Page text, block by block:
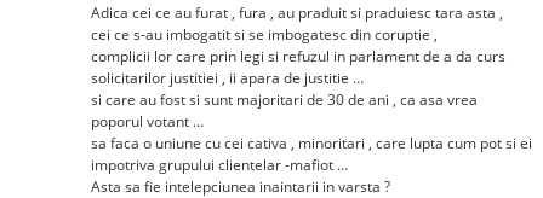
Adica cei ce au furat , fura , au praduit si praduiesc tara asta ,
cei ce s-au imbogatit si se imbogatesc din coruptie ,
complicii lor care prin legi si refuzul in parlament de a da curs
solicitarilor justitiei , ii apara de justitie …
si care au fost si sunt majoritari de 30 de ani , ca asa vrea
poporul votant …
sa faca o uniune cu cei cativa , minoritari , care lupta cum pot si ei
impotriva grupului clientelar -mafiot …
Asta sa fie intelepciunea inaintarii in varsta ?